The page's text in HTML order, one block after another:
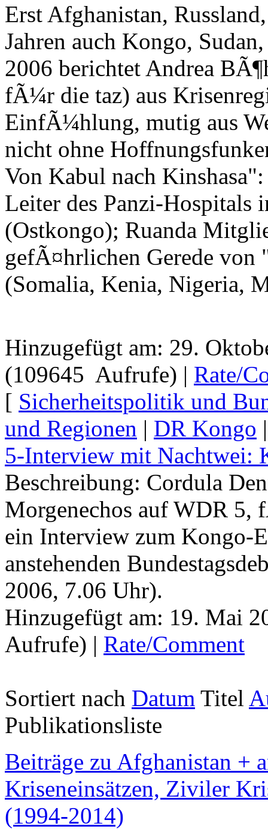
Erst Afghanistan,
Jahren auch Kongo,
2006 berichtet Andrea
fÃ¼r die taz) aus
EinfÃ¼hlung, mutig aus
nicht ohne
Von Kabul nach
Leiter des Panzi-
(Ostkongo); Ruanda
gefÃ¤hrlichen Gerede
(Somalia, Kenia, Nigeria,
Hinzugefügt am: 29.
(109645 Aufrufe) | Rate/
[ Sicherheitspolitik und
und Regionen | DR Kongo
5-Interview mit Nachtwei:
Beschreibung: Cordula
Morgenechos auf WDR
ein Interview zum Kongo-
anstehenden
2006, 7.06 Uhr).
Hinzugefügt am: 19. Mai
Aufrufe) | Rate/Comment
Sortiert nach Datum Titel
Publikationsliste
Beiträge zu Afghanistan +
Kriseneinsätzen, Ziviler
(1994-2014)